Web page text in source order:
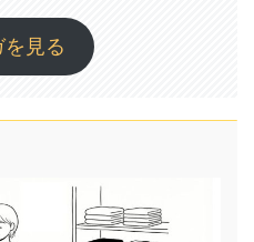
見る